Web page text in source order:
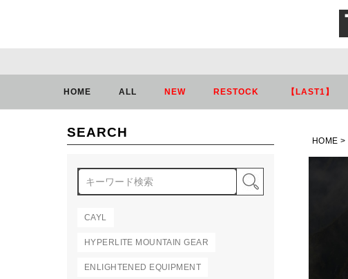
HOME ALL NEW RESTOCK 【LAST1】
SEARCH
CAYL
HYPERLITE MOUNTAIN GEAR
ENLIGHTENED EQUIPMENT
HOME